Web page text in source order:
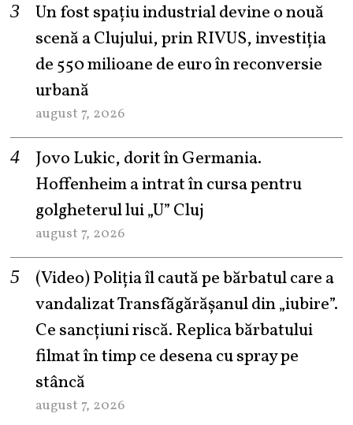
Un fost spațiu industrial devine o nouă
scenă a Clujului, prin RIVUS, investiția
de 550 milioane de euro în reconversie
urbană
august 7, 2026
Jovo Lukic, dorit în Germania.
Hoffenheim a intrat în cursa pentru
golgheterul lui „U” Cluj
august 7, 2026
(Video) Poliția îl caută pe bărbatul care a
vandalizat Transfăgărășanul din „iubire”.
Ce sancțiuni riscă. Replica bărbatului
filmat în timp ce desena cu spray pe
stâncă
august 7, 2026